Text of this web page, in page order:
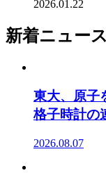
2026.01.22
新着ニュース
東大、原
格子時計の
2026.08.07